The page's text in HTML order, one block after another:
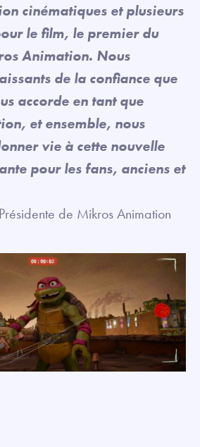
cinématiques et plusieurs
le film, le premier du
Animation. Nous
de la confiance que
accorde en tant que
et ensemble, nous
vie à cette nouvelle
pour les fans, anciens et
de Mikros Animation